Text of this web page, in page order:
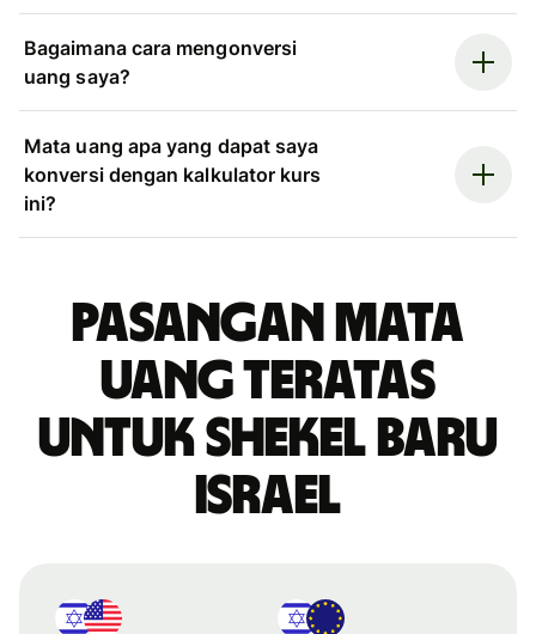
Bagaimana cara mengonversi
uang saya?
Mata uang apa yang dapat saya
konversi dengan kalkulator kurs
ini?
Pasangan mata
uang teratas
untuk shekel baru
Israel